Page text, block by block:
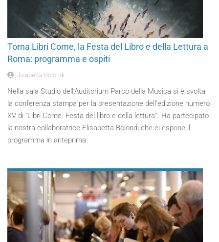
Torna Libri Come, la Festa del Libro e della Lettura a
Roma: programma e ospiti
Elisabetta Bolondi
Nella sala Studio dell’Auditorium Parco della Musica si è svolta
la conferenza stampa per la presentazione dell’edizione numero
XV di “Libri Come. Festa del libro e della lettura”. Ha partecipato
la nostra collaboratrice Elisabetta Bolondi che ci espone il
programma in anteprima.